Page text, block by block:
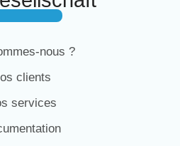
nous ?
clients
services